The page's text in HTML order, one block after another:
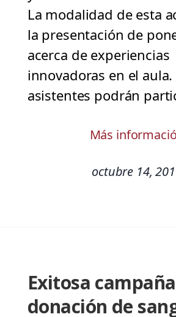
La modalidad de esta
la presentación de
acerca de experiencias
innovadoras en el aula.
asistentes podrán
Más
octubre 14,
Exitosa
donación de